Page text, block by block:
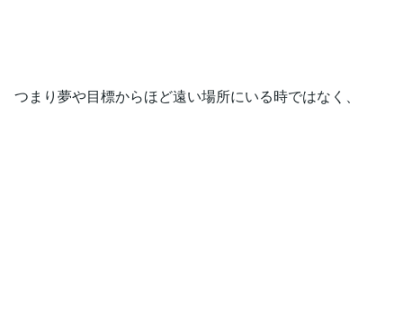
つまり夢や目標からほど遠い場所にいる時ではなく、